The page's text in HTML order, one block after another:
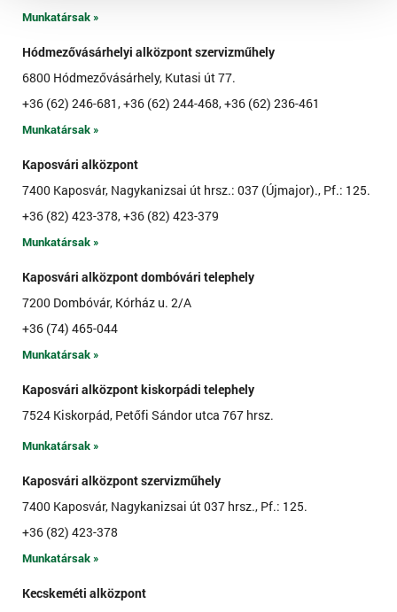
Munkatársak »
Hódmezővásárhelyi alközpont szervizműhely
6800 Hódmezővásárhely, Kutasi út 77.
+36 (62) 246-681, +36 (62) 244-468, +36 (62) 236-461
Munkatársak »
Kaposvári alközpont
7400 Kaposvár, Nagykanizsai út hrsz.: 037 (Újmajor)., Pf.: 125.
+36 (82) 423-378, +36 (82) 423-379
Munkatársak »
Kaposvári alközpont dombóvári telephely
7200 Dombóvár, Kórház u. 2/A
+36 (74) 465-044
Munkatársak »
Kaposvári alközpont kiskorpádi telephely
7524 Kiskorpád, Petőfi Sándor utca 767 hrsz.
Munkatársak »
Kaposvári alközpont szervizműhely
7400 Kaposvár, Nagykanizsai út 037 hrsz., Pf.: 125.
+36 (82) 423-378
Munkatársak »
Kecskeméti alközpont